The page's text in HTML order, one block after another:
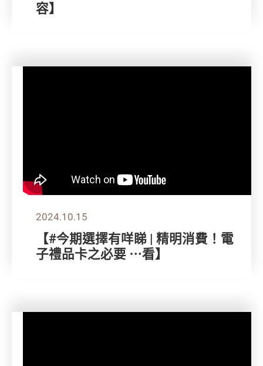
容】
2024.10.15
【#今期選擇有咩睇 | 精明消費！電
子禮品卡之必要 ⋯看】